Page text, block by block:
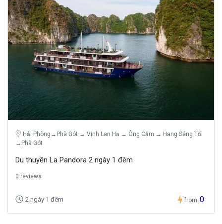
Hải Phòng→Phà Gót → Vịnh Lan Hạ → Ông Cậm → Hang Sáng Tối
→Phà Gót
Du thuyền La Pandora 2 ngày 1 đêm
0 reviews
2 ngày 1 đêm from 0